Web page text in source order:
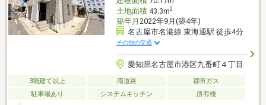
土地面積43.3m2
築年月 2022年9月(築4年)
名古屋市名港線 東海通駅 徒歩4分
その他の交通
愛知県名古屋市港区九番町４丁目
3階建て以上 南道路
都市ガス
駐車場あり
システムキッチン 所有権